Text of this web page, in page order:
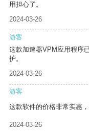
用担心了。
2024-03-26
游客
这款加速器VPM应用程序
护。
2024-03-26
游客
这款软件的价格非常实惠，
2024-03-26